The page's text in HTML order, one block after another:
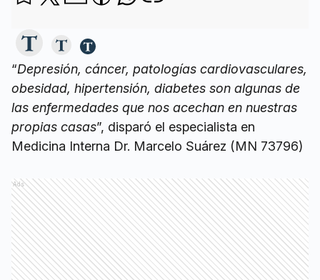
“Depresión, cáncer, patologías cardiovasculares,
obesidad, hipertensión, diabetes son algunas de
las enfermedades que nos acechan en nuestras
propias casas”, disparó el especialista en
Medicina Interna Dr. Marcelo Suárez (MN 73796)
Ads